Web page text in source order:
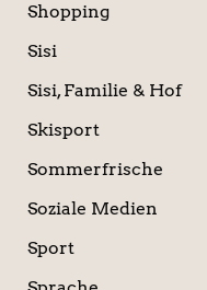
Shopping
Sisi
Sisi, Familie & Hof
Skisport
Sommerfrische
Soziale Medien
Sport